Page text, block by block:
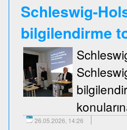
Schleswig-
bilgilendirme
26.05.2026, 14:26